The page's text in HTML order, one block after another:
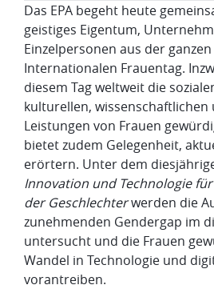
Das EPA begeht heute
geistiges Eigentum,
Einzelpersonen aus der
Internationalen Frauentag.
diesem Tag weltweit die
kulturellen,
Leistungen von Frauen
bietet zudem Gelegenheit,
erörtern. Unter dem
Innovation und Technologie
der Geschlechterwerden die
zunehmenden Gendergap im
untersucht und die Frauen
Wandel in Technologie und
vorantreiben.